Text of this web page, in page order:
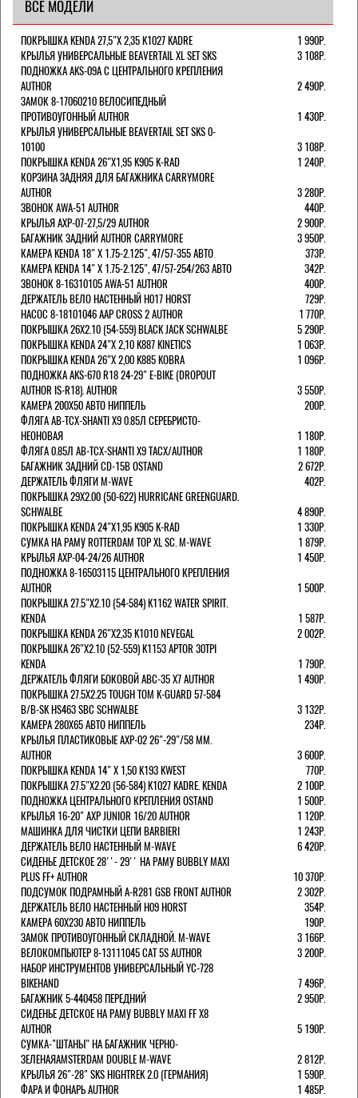
ВСЕ МОДЕЛИ
ПОКРЫШКА KENDA 27,5"Х 2,35 K1027 KADRE
1 990Р.
КРЫЛЬЯ УНИВЕРСАЛЬНЫЕ BEAVERTAIL XL SET SKS
3 108Р.
ПОДНОЖКА AKS-09A C ЦЕНТРАЛЬНОГО КРЕПЛЕНИЯ
AUTHOR
2 490Р.
ЗАМОК 8-17060210 ВЕЛОСИПЕДНЫЙ
ПРОТИВОУГОННЫЙ AUTHOR
1 430Р.
КРЫЛЬЯ УНИВЕРСАЛЬНЫЕ BEAVERTAIL SET SKS 0-
10100
3 108Р.
ПОКРЫШКА KENDA 26"Х1,95 K905 K-RAD
1 240Р.
КОРЗИНА ЗАДНЯЯ ДЛЯ БАГАЖНИКА CARRYMORE
AUTHOR
3 280Р.
ЗВОНОК AWA-51 AUTHOR
440Р.
КРЫЛЬЯ AXP-07-27,5/29 AUTHOR
2 900Р.
БАГАЖНИК ЗАДНИЙ AUTHOR CARRYMORE
3 950Р.
КАМЕРА KENDA 18" Х 1.75-2.125", 47/57-355 АВТО
373Р.
КАМЕРА KENDA 14" Х 1.75-2.125", 47/57-254/263 АВТО
342Р.
ЗВОНОК 8-16310105 AWA-51 AUTHOR
400Р.
ДЕРЖАТЕЛЬ ВЕЛО НАСТЕННЫЙ H017 HORST
729Р.
НАСОС 8-18101046 AAP CROSS 2 AUTHOR
1 770Р.
ПОКРЫШКА 26X2.10 (54-559) BLACK JACK SCHWALBE
5 290Р.
ПОКРЫШКА KENDA 24"Х 2,10 K887 KINETICS
1 063Р.
ПОКРЫШКА KENDA 26"Х 2,00 K885 KOBRA
1 096Р.
ПОДНОЖКА AKS-670 R18 24-29" E-BIKE (DROPOUT
AUTHOR IS-R18). AUTHOR
3 550Р.
КАМЕРА 200Х50 АВТО НИППЕЛЬ
200Р.
ФЛЯГА AB-TCX-SHANTI X9 0.85Л СЕРЕБРИСТО-
НЕОНОВАЯ
1 180Р.
ФЛЯГА 0.85Л AB-TCX-SHANTI X9 TACX/AUTHOR
1 180Р.
БАГАЖНИК ЗАДНИЙ CD-15B OSTAND
2 672Р.
ДЕРЖАТЕЛЬ ФЛЯГИ M-WAVE
402Р.
ПОКРЫШКА 29X2.00 (50-622) HURRICANE GREENGUARD.
SCHWALBE
4 890Р.
ПОКРЫШКА KENDA 24"Х1,95 K905 K-RAD
1 330Р.
СУМКА НА РАМУ ROTTERDAM TOP XL SC. M-WAVE
1 879Р.
КРЫЛЬЯ AXP-04-24/26 AUTHOR
1 450Р.
ПОДНОЖКА 8-16503115 ЦЕНТРАЛЬНОГО КРЕПЛЕНИЯ
AUTHOR
1 500Р.
ПОКРЫШКА 27.5"Х2.10 (54-584) K1162 WATER SPIRIT.
KENDA
1 587Р.
ПОКРЫШКА KENDA 26"Х2,35 K1010 NEVEGAL
2 002Р.
ПОКРЫШКА 26"Х2.10 (52-559) K1153 APTOR 30TPI
KENDA
1 790Р.
ДЕРЖАТЕЛЬ ФЛЯГИ БОКОВОЙ ABC-35 X7 AUTHOR
1 490Р.
ПОКРЫШКА 27.5X2.25 TOUGH TOM K-GUARD 57-584
B/B-SK HS463 SBC SCHWALBE
3 132Р.
КАМЕРА 280Х65 АВТО НИППЕЛЬ
234Р.
КРЫЛЬЯ ПЛАСТИКОВЫЕ AXP-02 26"-29"/58 ММ.
AUTHOR
3 600Р.
ПОКРЫШКА KENDA 14" Х 1,50 K193 KWEST
770Р.
ПОКРЫШКА 27.5"Х2.20 (56-584) K1027 KADRE. KENDA
2 100Р.
ПОДНОЖКА ЦЕНТРАЛЬНОГО КРЕПЛЕНИЯ OSTAND
1 500Р.
КРЫЛЬЯ 16-20" AXP JUNIOR 16/20 AUTHOR
1 120Р.
МАШИНКА ДЛЯ ЧИСТКИ ЦЕПИ BARBIERI
1 243Р.
ДЕРЖАТЕЛЬ ВЕЛО НАСТЕННЫЙ M-WAVE
6 420Р.
СИДЕНЬЕ ДЕТСКОЕ 28''- 29'' НА РАМУ BUBBLY MAXI
PLUS FF+ AUTHOR
10 370Р.
ПОДСУМОК ПОДРАМНЫЙ A-R281 GSB FRONT AUTHOR
2 302Р.
ДЕРЖАТЕЛЬ ВЕЛО НАСТЕННЫЙ H09 HORST
354Р.
КАМЕРА 60X230 АВТО НИППЕЛЬ
190Р.
ЗАМОК ПРОТИВОУГОННЫЙ СКЛАДНОЙ. M-WAVE
3 166Р.
ВЕЛОКОМПЬЮТЕР 8-13111045 CAT 5S AUTHOR
3 200Р.
НАБОР ИНСТРУМЕНТОВ УНИВЕРСАЛЬНЫЙ YC-728
BIKEHAND
7 496Р.
БАГАЖНИК 5-440458 ПЕРЕДНИЙ
2 950Р.
СИДЕНЬЕ ДЕТСКОЕ НА РАМУ BUBBLY MAXI FF X8
AUTHOR
5 190Р.
СУМКА-"ШТАНЫ" НА БАГАЖНИК ЧЕРНО-
ЗЕЛЕНАЯAMSTERDAM DOUBLE M-WAVE
2 812Р.
КРЫЛЬЯ 26"-28" SKS HIGHTREK 2.0 (ГЕРМАНИЯ)
1 590Р.
ФАРА И ФОНАРЬ AUTHOR
1 485Р.